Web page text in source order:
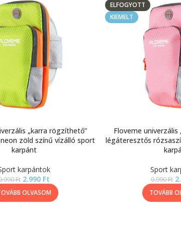
„karra rögzíthető”
zöld színű vízálló sport
karpánt
karpántok
Ft 2.990 Ft
OLVASOM
ELFOGYOTT
KIEMELT
Floveme
légáteresztős
Sport
9.990Ft
TOVÁBB